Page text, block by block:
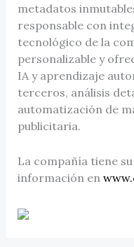
metadatos
responsable con
tecnológico de la
personalizable y
IA y aprendizaje
terceros, análisis
automatización de
publicitaria.
La compañía tiene su
información en